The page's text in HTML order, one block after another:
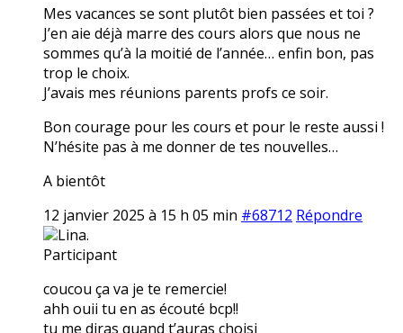
Mes vacances se sont plutôt bien passées et toi ?
J’en aie déjà marre des cours alors que nous ne
sommes qu’à la moitié de l’année… enfin bon, pas
trop le choix.
J’avais mes réunions parents profs ce soir.
Bon courage pour les cours et pour le reste aussi !
N’hésite pas à me donner de tes nouvelles…
A bientôt
12 janvier 2025 à 15 h 05 min #68712 Répondre
Lina.
Participant
coucou ça va je te remercie!
ahh ouii tu en as écouté bcp!!
tu me diras quand t’auras choisi